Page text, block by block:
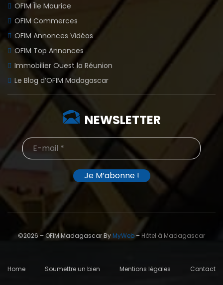
OFIM Île Maurice
OFIM Commerces
OFIM Annonces Vidéos
OFIM Top Annonces
Immobilier Ouest la Réunion
Le Blog d’OFIM Madagascar
NEWSLETTER
©2026 – OFIM Madagascar ByMyWeb– Hôtel à Madagascar
Home Soumettre un bien Mentions légales Contact